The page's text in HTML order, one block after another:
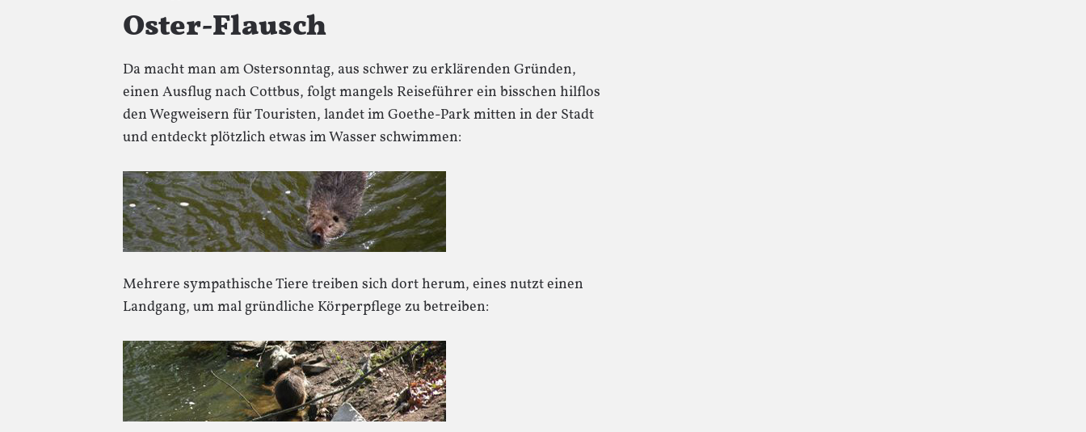
Oster-Flausch
Da macht man am Ostersonntag, aus schwer zu erklärenden Gründen,
einen Ausflug nach Cottbus, folgt mangels Reiseführer ein bisschen hilflos
den Wegweisern für Touristen, landet im Goethe-Park mitten in der Stadt
und entdeckt plötzlich etwas im Wasser schwimmen:
Mehrere sympathische Tiere treiben sich dort herum, eines nutzt einen
Landgang, um mal gründliche Körperpflege zu betreiben: